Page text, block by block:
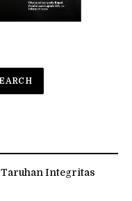
Taruhan Integritas